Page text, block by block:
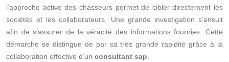
l’approche active des chasseurs permet de cibler directement les
sociétés et les collaborateurs. Une grande investigation s’ensuit
afin de s’assurer de la véracité des informations fournies. Cette
démarche se distingue de par sa très grande rapidité grâce à la
collaboration effective d’un consultant sap